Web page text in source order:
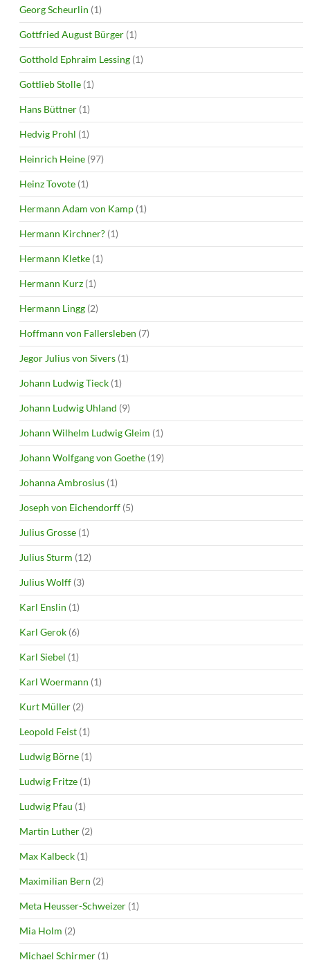
Georg Scheurlin (1)
Gottfried August Bürger (1)
Gotthold Ephraim Lessing (1)
Gottlieb Stolle (1)
Hans Büttner (1)
Hedvig Prohl (1)
Heinrich Heine (97)
Heinz Tovote (1)
Hermann Adam von Kamp (1)
Hermann Kirchner? (1)
Hermann Kletke (1)
Hermann Kurz (1)
Hermann Lingg (2)
Hoffmann von Fallersleben (7)
Jegor Julius von Sivers (1)
Johann Ludwig Tieck (1)
Johann Ludwig Uhland (9)
Johann Wilhelm Ludwig Gleim (1)
Johann Wolfgang von Goethe (19)
Johanna Ambrosius (1)
Joseph von Eichendorff (5)
Julius Grosse (1)
Julius Sturm (12)
Julius Wolff (3)
Karl Enslin (1)
Karl Gerok (6)
Karl Siebel (1)
Karl Woermann (1)
Kurt Müller (2)
Leopold Feist (1)
Ludwig Börne (1)
Ludwig Fritze (1)
Ludwig Pfau (1)
Martin Luther (2)
Max Kalbeck (1)
Maximilian Bern (2)
Meta Heusser-Schweizer (1)
Mia Holm (2)
Michael Schirmer (1)